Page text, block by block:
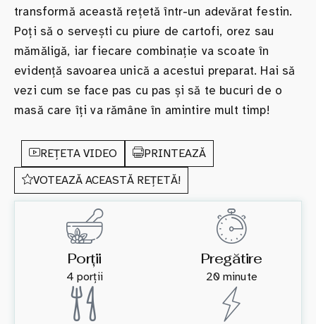
transformă această rețetă într-un adevărat festin.
Poți să o servești cu piure de cartofi, orez sau
mămăligă, iar fiecare combinație va scoate în
evidență savoarea unică a acestui preparat. Hai să
vezi cum se face pas cu pas și să te bucuri de o
masă care îți va rămâne în amintire mult timp!
REȚETA VIDEO
PRINTEAZĂ
VOTEAZĂ ACEASTĂ REȚETĂ!
Porții
4 porții
Pregătire
20 minute